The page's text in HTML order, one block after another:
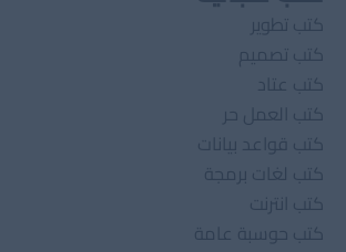
كتب تطوير
كتب تصميم
كتب عتاد
كتب العمل حر
كتب قواعد بيانات
كتب لغات برمجة
كتب انترنت
كتب حوسبة عامة